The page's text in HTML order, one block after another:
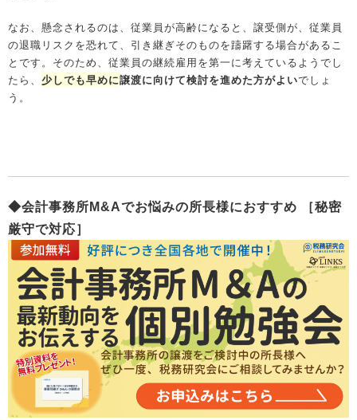
なお、懸念されるのは、従業員が高齢になると、譲受側が、従業員
の退職リスクを恐れて、引き継ぎそのものを躊躇する場合があるこ
とです。そのため、従業員の継続雇用を第一に考えているようでし
たら、 少しでも早めに譲渡に向けて検討を進めた方がよいでしょ
う。
◆会計事務所M&Aでお悩みの所長様におすすめ ［秘密
厳守で対応］